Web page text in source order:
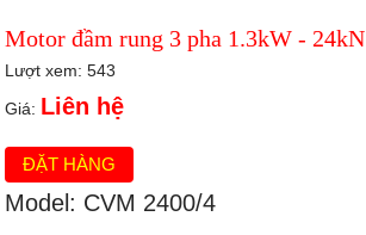
Motor đầm rung 3 pha 1.3kW - 24kN
Lượt xem: 543
Giá: Liên hệ
ĐẶT HÀNG
Model: CVM 2400/4